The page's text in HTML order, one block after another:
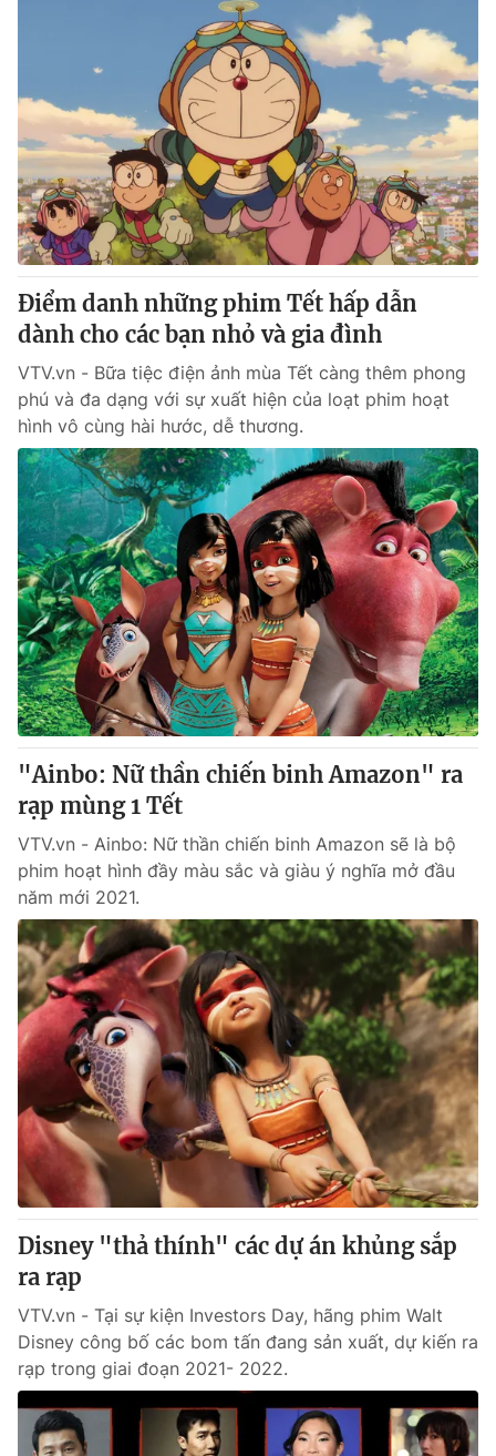
Điểm danh những phim Tết hấp dẫn
dành cho các bạn nhỏ và gia đình
VTV.vn - Bữa tiệc điện ảnh mùa Tết càng thêm phong
phú và đa dạng với sự xuất hiện của loạt phim hoạt
hình vô cùng hài hước, dễ thương.
"Ainbo: Nữ thần chiến binh Amazon" ra
rạp mùng 1 Tết
VTV.vn - Ainbo: Nữ thần chiến binh Amazon sẽ là bộ
phim hoạt hình đầy màu sắc và giàu ý nghĩa mở đầu
năm mới 2021.
Disney "thả thính" các dự án khủng sắp
ra rạp
VTV.vn - Tại sự kiện Investors Day, hãng phim Walt
Disney công bố các bom tấn đang sản xuất, dự kiến ra
rạp trong giai đoạn 2021- 2022.